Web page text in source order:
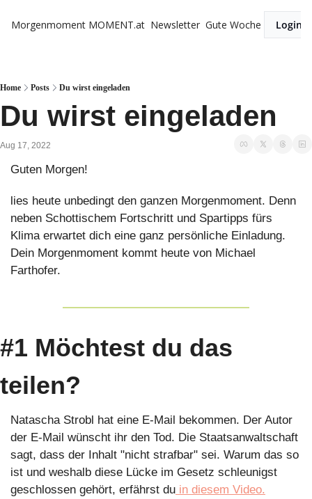
Morgenmoment MOMENT.at Newsletter Gute Woche Login
Home Posts Du wirst eingeladen
Du wirst eingeladen
Aug 17, 2022
Guten Morgen!
lies heute unbedingt den ganzen Morgenmoment. Denn
neben Schottischem Fortschritt und Spartipps fürs
Klima erwartet dich eine ganz persönliche Einladung.
Dein Morgenmoment kommt heute von Michael
Farthofer.
#1 Möchtest du das
teilen?
Natascha Strobl hat eine E-Mail bekommen. Der Autor
der E-Mail wünscht ihr den Tod. Die Staatsanwaltschaft
sagt, dass der Inhalt "nicht strafbar" sei. Warum das so
ist und weshalb diese Lücke im Gesetz schleunigst
geschlossen gehört, erfährst du in diesem Video.